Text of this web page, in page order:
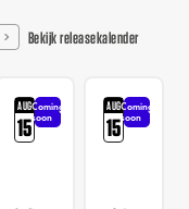
Bekijk releasekalender
AUG
15
Coming
soon
AUG
15
Coming
soon